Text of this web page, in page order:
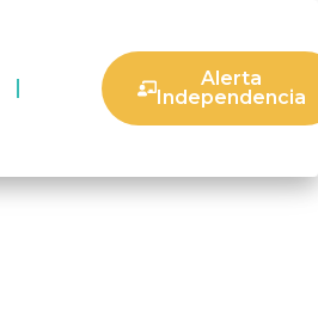
Alerta
Independencia